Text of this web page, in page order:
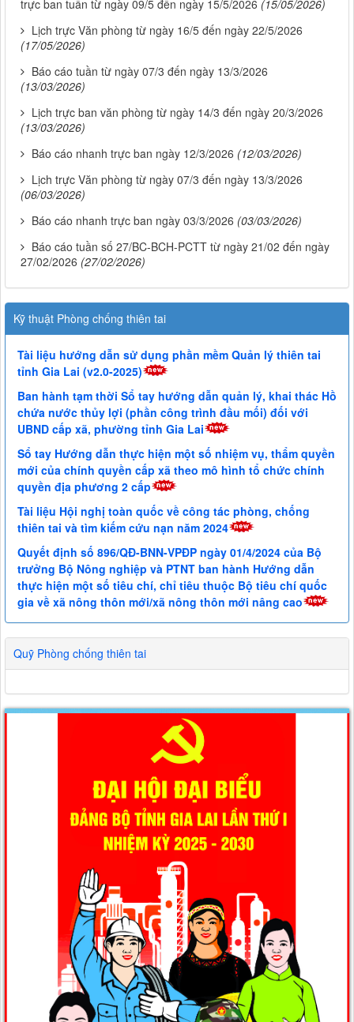
trực ban tuần từ ngày 09/5 đến ngày 15/5/2026 (15/05/2026)
Lịch trực Văn phòng từ ngày 16/5 đến ngày 22/5/2026
(17/05/2026)
Báo cáo tuần từ ngày 07/3 đến ngày 13/3/2026
(13/03/2026)
Lịch trực ban văn phòng từ ngày 14/3 đến ngày 20/3/2026
(13/03/2026)
Báo cáo nhanh trực ban ngày 12/3/2026 (12/03/2026)
Lịch trực Văn phòng từ ngày 07/3 đến ngày 13/3/2026
(06/03/2026)
Báo cáo nhanh trực ban ngày 03/3/2026 (03/03/2026)
Báo cáo tuần số 27/BC-BCH-PCTT từ ngày 21/02 đến ngày
27/02/2026 (27/02/2026)
Kỹ thuật Phòng chống thiên tai
Tài liệu hướng dẫn sử dụng phần mềm Quản lý thiên tai
tỉnh Gia Lai (v2.0-2025)
Ban hành tạm thời Sổ tay hướng dẫn quản lý, khai thác Hồ
chứa nước thủy lợi (phần công trình đầu mối) đối với
UBND cấp xã, phường tỉnh Gia Lai
Sổ tay Hướng dẫn thực hiện một số nhiệm vụ, thẩm quyền
mới của chính quyền cấp xã theo mô hình tổ chức chính
quyền địa phương 2 cấp
Tài liệu Hội nghị toàn quốc về công tác phòng, chống
thiên tai và tìm kiếm cứu nạn năm 2024
Quyết định số 896/QĐ-BNN-VPĐP ngày 01/4/2024 của Bộ
trưởng Bộ Nông nghiệp và PTNT ban hành Hướng dẫn
thực hiện một số tiêu chí, chỉ tiêu thuộc Bộ tiêu chí quốc
gia về xã nông thôn mới/xã nông thôn mới nâng cao
Quỹ Phòng chống thiên tai